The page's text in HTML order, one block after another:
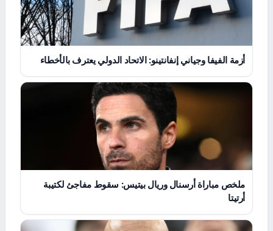
أزمة الفيفا وجياني إنفانتينو: الاتحاد الدولي يعترف بالأخطاء
ملخص مباراة أرسنال وريال بيتيس: سقوط مفاجئ لكتيبة
أرتيتا